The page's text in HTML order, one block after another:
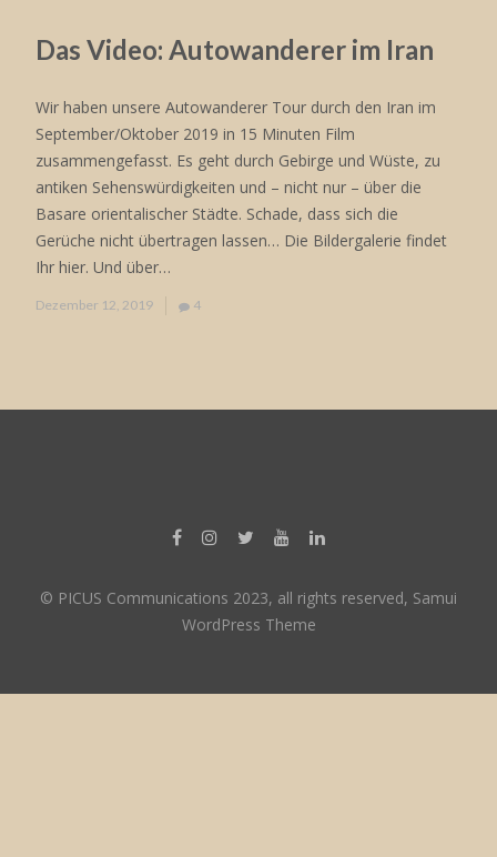
Das Video: Autowanderer im Iran
Wir haben unsere Autowanderer Tour durch den Iran im
September/Oktober 2019 in 15 Minuten Film
zusammengefasst. Es geht durch Gebirge und Wüste, zu
antiken Sehenswürdigkeiten und – nicht nur – über die
Basare orientalischer Städte. Schade, dass sich die
Gerüche nicht übertragen lassen… Die Bildergalerie findet
Ihr hier. Und über…
Dezember 12, 2019 4
© PICUS Communications 2023, all rights reserved, Samui
WordPress Theme